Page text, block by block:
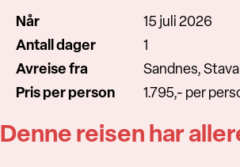
Når
15 juli 2026
Antall dager
1
Avreise fra
Sandnes,
Pris per person
1.795,- per
Denne reisen har